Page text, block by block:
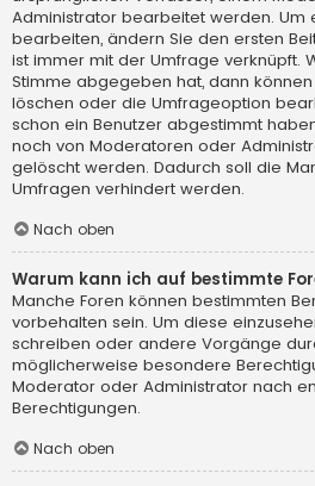
Administrator bearbeitet werden. Um
bearbeiten, ändern Sie den ersten
ist immer mit der Umfrage verknüpft.
Stimme abgegeben hat, dann
löschen oder die Umfrageoption
schon ein Benutzer abgestimmt
noch von Moderatoren oder
gelöscht werden. Dadurch soll die
Umfragen verhindert werden.
Nach oben
Warum kann ich auf bestimmte
Manche Foren können bestimmten
vorbehalten sein. Um diese
schreiben oder andere Vorgänge
möglicherweise besondere
Moderator oder Administrator nach
Berechtigungen.
Nach oben